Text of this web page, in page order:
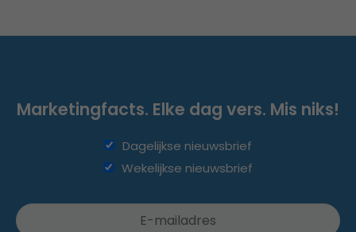
Marketingfacts. Elke dag vers. Mis niks!
Dagelijkse nieuwsbrief
Wekelijkse nieuwsbrief